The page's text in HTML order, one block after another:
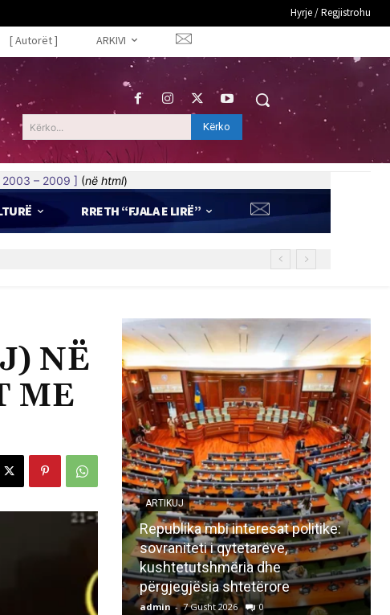
Hyrje / Regjistrohu
[ Autorët ] ARKIVI
Kërko... Kërko
2003 – 2009 ] (në html)
RRETH “FJALA E LIRË”
NË
ME
ARTIKUJ
Republika mbi interesat politike:
sovraniteti i qytetarëve,
kushtetutshmëria dhe
përgjegjësia shtetërore
admin - 7 Gusht 2026 0